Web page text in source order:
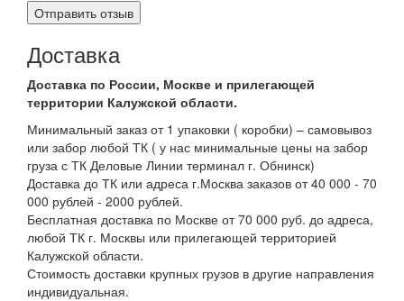
Доставка
Доставка по России, Москве и прилегающей
территории Калужской области.
Минимальный заказ от 1 упаковки ( коробки) – самовывоз
или забор любой ТК ( у нас минимальные цены на забор
груза с ТК Деловые Линии терминал г. Обнинск)
Доставка до ТК или адреса г.Москва заказов от 40 000 - 70
000 рублей - 2000 рублей.
Бесплатная доставка по Москве от 70 000 руб. до адреса,
любой ТК г. Москвы или прилегающей территорией
Калужской области.
Стоимость доставки крупных грузов в другие направления
индивидуальная.